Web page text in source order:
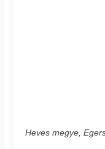
Heves megye,